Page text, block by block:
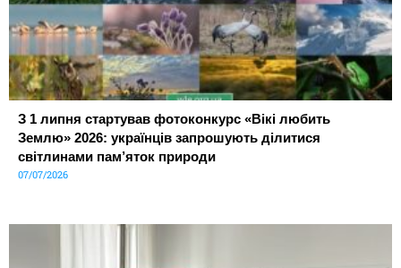
З 1 липня стартував фотоконкурс «Вікі любить
Землю» 2026: українців запрошують ділитися
світлинами пам’яток природи
07/07/2026